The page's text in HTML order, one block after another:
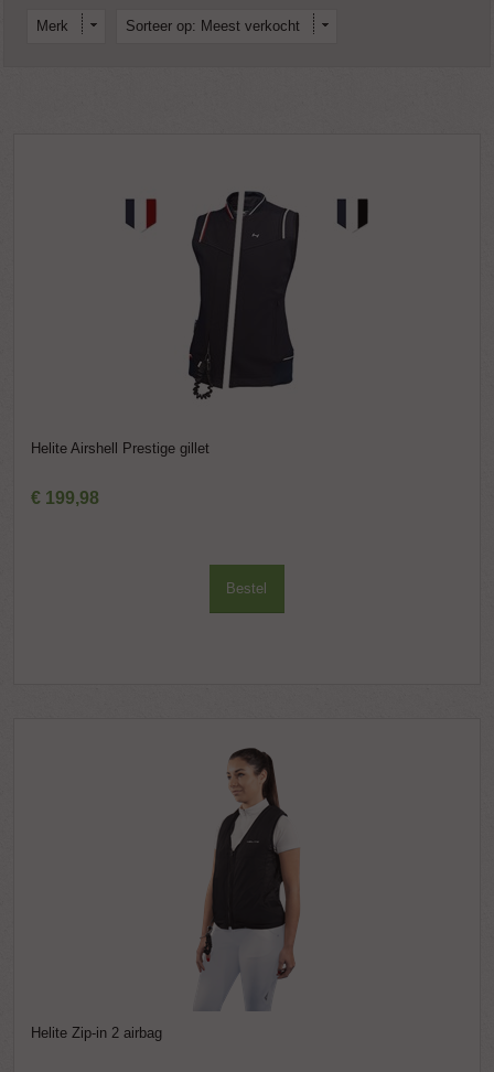
Merk Sorteer op: Meest verkocht
Helite Airshell Prestige gillet
€ 199,98
Bestel
Helite Zip-in 2 airbag